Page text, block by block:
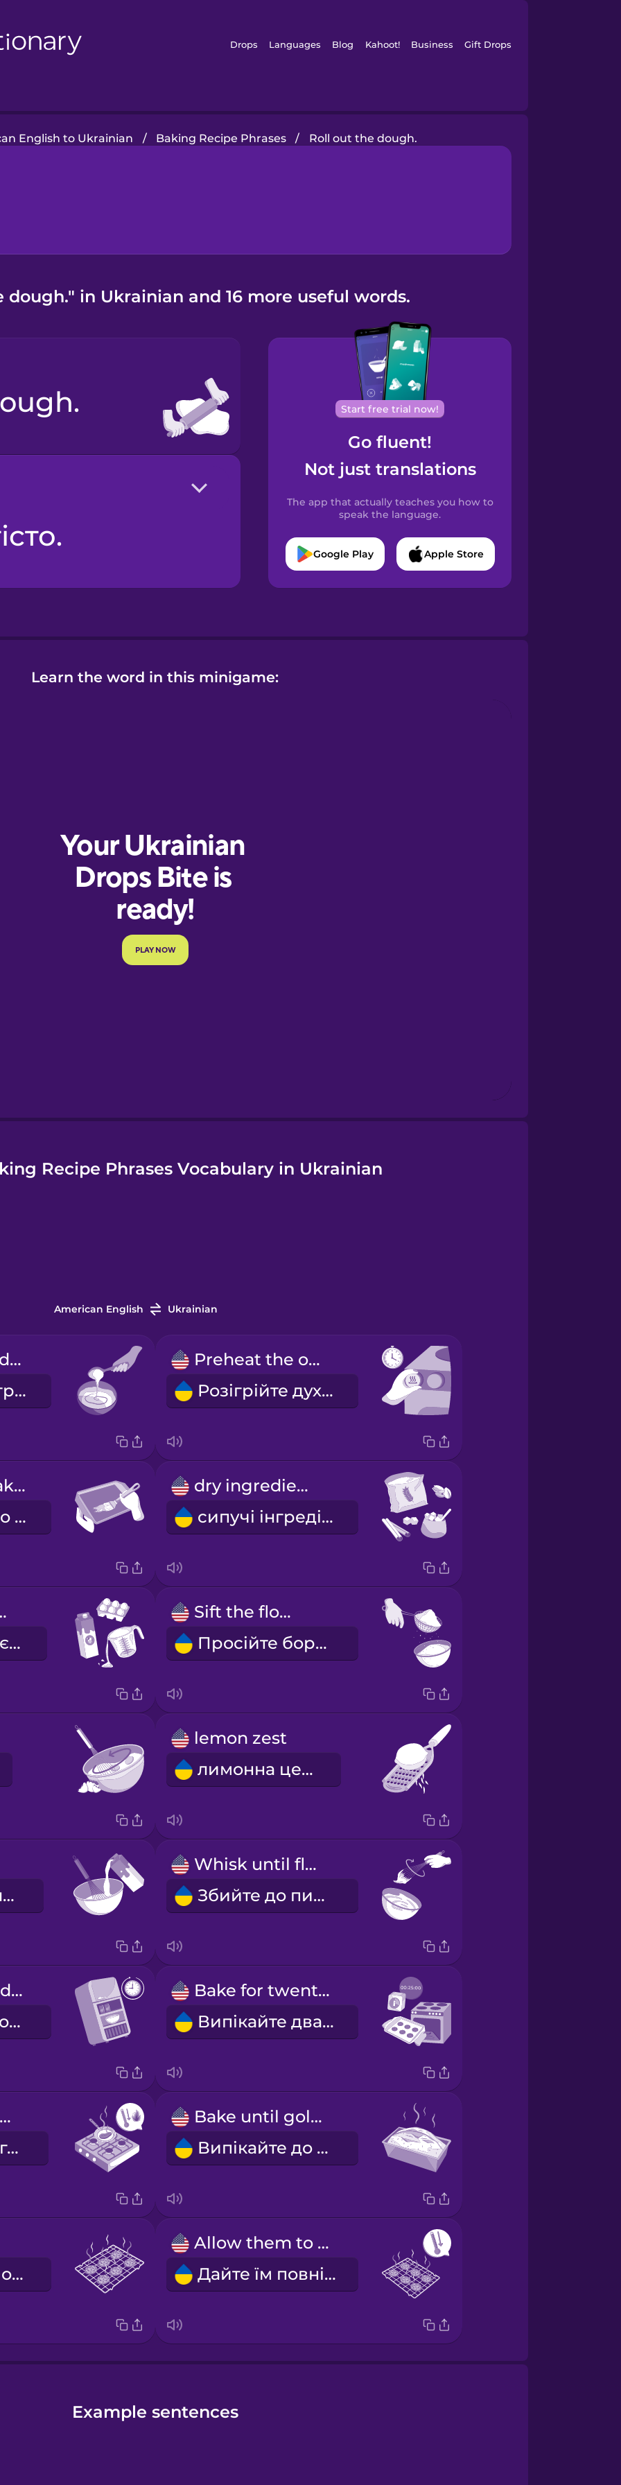
Drops Languages Blog Kahoot! Business Gift Drops
English to Ukrainian / Baking Recipe Phrases / Roll out the dough.
dough." in Ukrainian and 16 more useful words.
Start free trial now!
Go fluent!
Not just translations
The app that actually teaches you how to
speak the language.
Google Play Apple Store
Learn the word in this minigame:
Recipe Phrases Vocabulary in Ukrainian
American English Ukrainian
Mix the ingredients.
Змішайте інгредієнти.
Preheat the oven.
Розігрійте духовку.
Grease the baking tray.
Змастіть деко жиром.
dry ingredients
сипучі інгредієнти
рідкі інгредієнти
Sift the flour.
Просійте борошно.
lemon zest
лимонна цедра
Додайте молоко.
Whisk until fluffy.
Збийте до пишної маси.
Chill in the fridge for one hour.
Поставте в холодильник на одну годину.
Bake for twenty-five minutes.
Випікайте двадцять п'ять хвилин.
Reduce the heat.
Зменшіть вогонь.
Bake until golden brown.
Випікайте до золотистої скоринки.
решітка для охолодження
Allow them to cool completely.
Дайте їм повністю охолонути.
Example sentences